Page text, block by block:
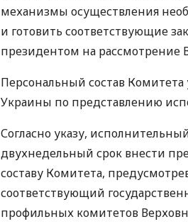
механизмы осуществления
и готовить соответствующие
президентом на рассмотрение
Персональный состав
Украины по представлению
Согласно указу,
двухнедельный срок внести
составу Комитета,
соответствующий
профильных комитетов